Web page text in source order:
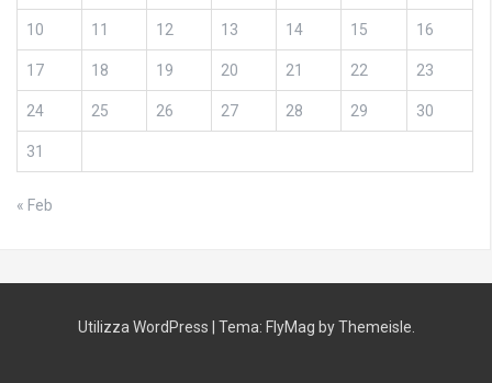
10 11 12 13 14 15 16
17 18 19 20 21 22 23
24 25 26 27 28 29 30
31
« Feb
Utilizza WordPress Tema: FlyMag by Themeisle.